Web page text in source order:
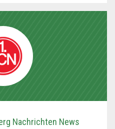
Nachrichten News